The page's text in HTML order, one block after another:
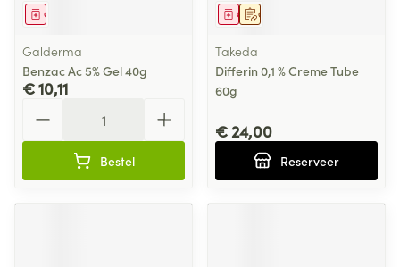
Geneesmiddel
Galderma
Benzac Ac 5% Gel 40g
€ 10,11
Bestel
Op voorschrift
Geneesmiddel
Takeda
Differin 0,1 % Creme Tube
60g
€ 24,00
Reserveer